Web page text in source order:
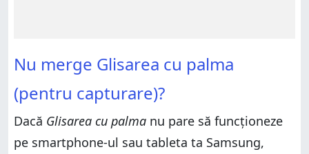
Nu merge Glisarea cu palma
(pentru capturare)?
Dacă Glisarea cu palma nu pare să funcționeze
pe smartphone-ul sau tableta ta Samsung,